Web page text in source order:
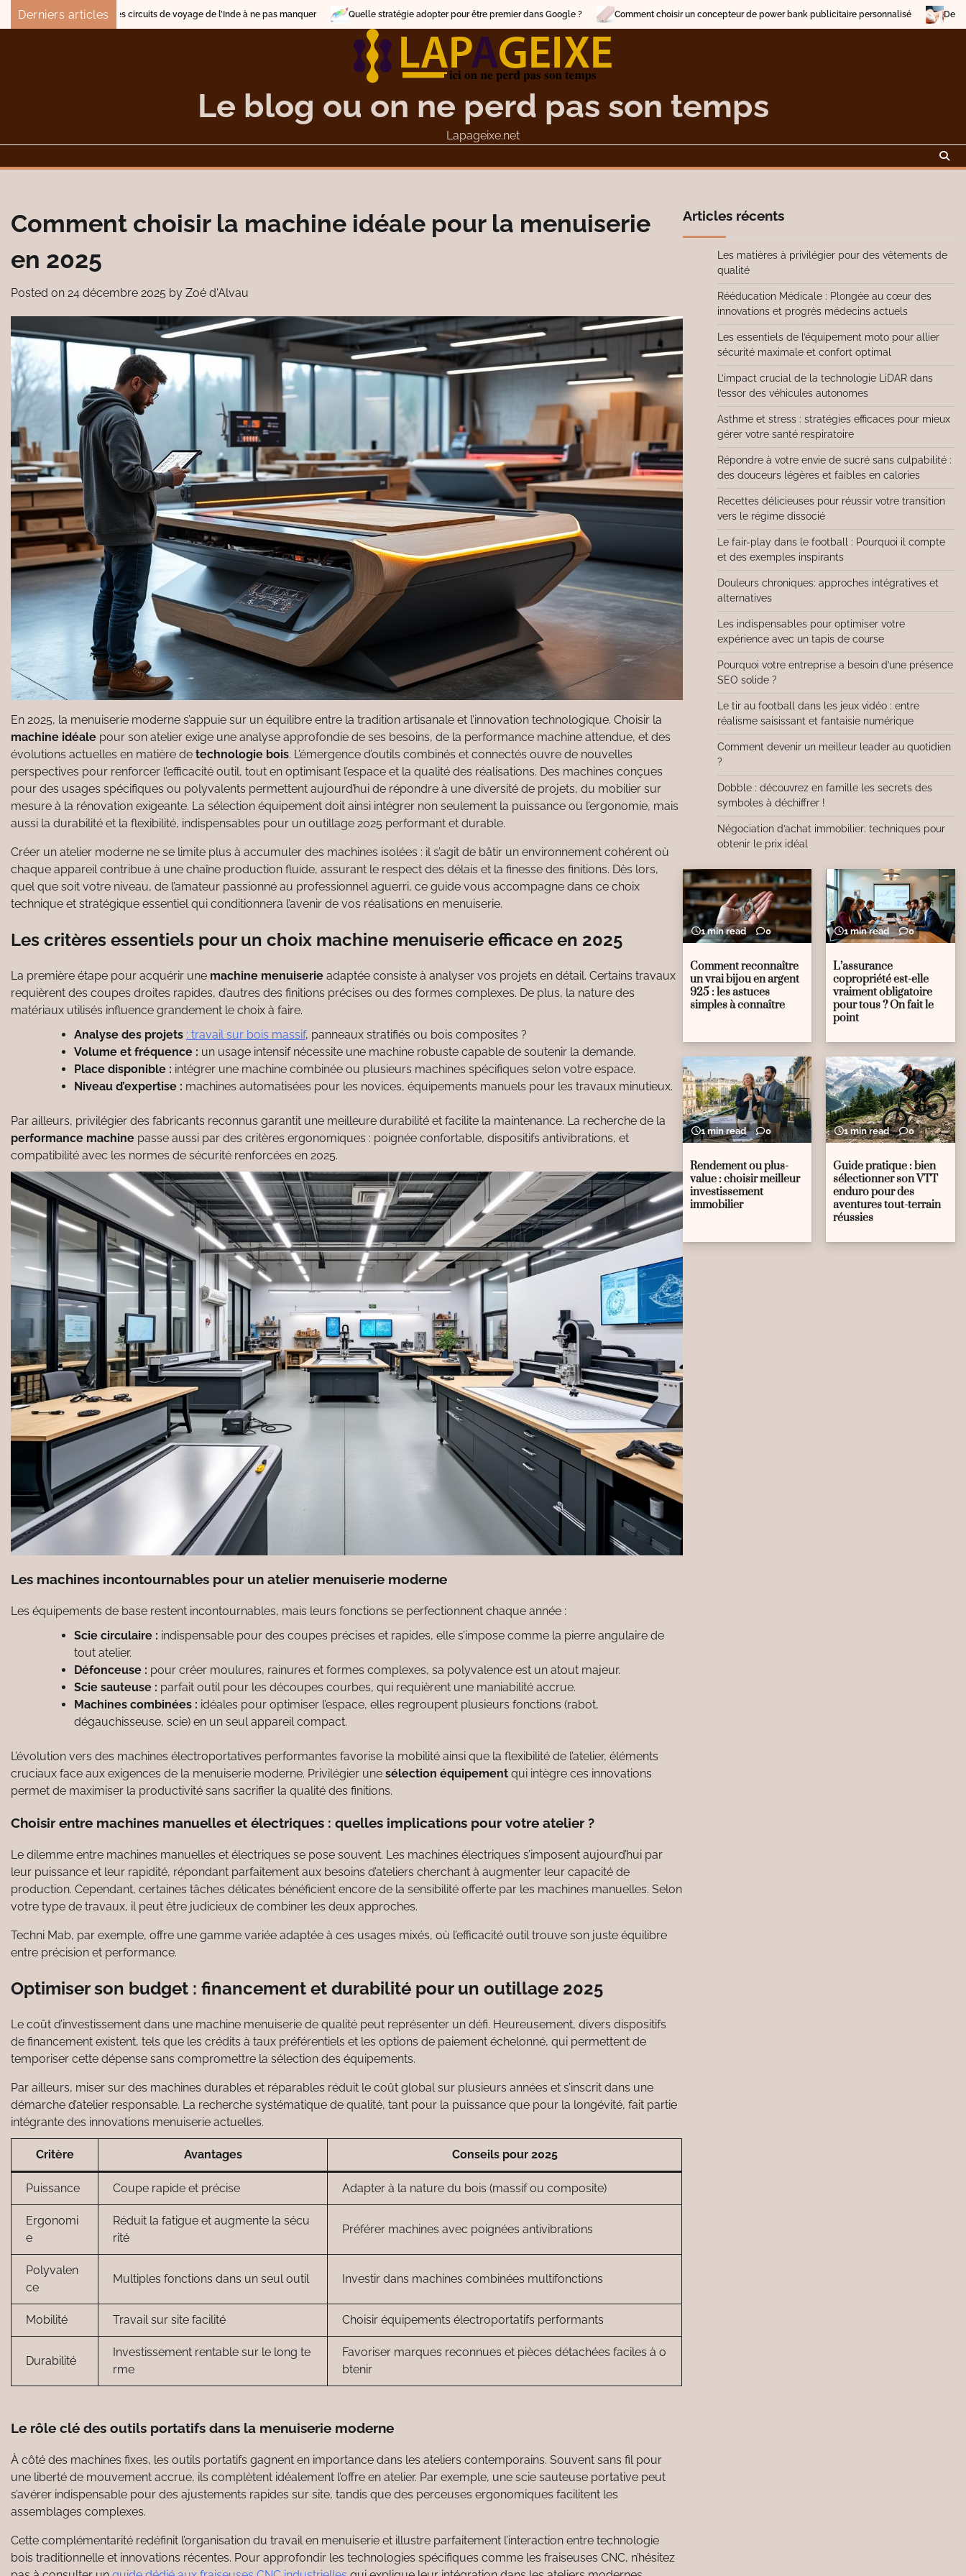
SkipDerniers articles
Les circuits de voyage de l’Inde à ne pas manquer Quelle stratégie adopter pour être premier dans Google ? Comment choisir un concepteur de power bank publicitaire personnalisé Description et traitement des
Le blog ou on ne perd pas son temps
Lapageixe.net
Comment choisir la machine idéale pour la menuiserie
en 2025
Posted on 24 décembre 2025 by Zoé d'Alvau
En 2025, la menuiserie moderne s’appuie sur un équilibre entre la tradition artisanale et l’innovation technologique. Choisir la
machine idéale pour son atelier exige une analyse approfondie de ses besoins, de la performance machine attendue, et des
évolutions actuelles en matière de technologie bois. L’émergence d’outils combinés et connectés ouvre de nouvelles
perspectives pour renforcer l’efficacité outil, tout en optimisant l’espace et la qualité des réalisations. Des machines conçues
pour des usages spécifiques ou polyvalents permettent aujourd’hui de répondre à une diversité de projets, du mobilier sur
mesure à la rénovation exigeante. La sélection équipement doit ainsi intégrer non seulement la puissance ou l’ergonomie, mais
aussi la durabilité et la flexibilité, indispensables pour un outillage 2025 performant et durable.
Créer un atelier moderne ne se limite plus à accumuler des machines isolées : il s’agit de bâtir un environnement cohérent où
chaque appareil contribue à une chaîne production fluide, assurant le respect des délais et la finesse des finitions. Dès lors,
quel que soit votre niveau, de l’amateur passionné au professionnel aguerri, ce guide vous accompagne dans ce choix
technique et stratégique essentiel qui conditionnera l’avenir de vos réalisations en menuiserie.
Les critères essentiels pour un choix machine menuiserie efficace en 2025
La première étape pour acquérir une machine menuiserie adaptée consiste à analyser vos projets en détail. Certains travaux
requièrent des coupes droites rapides, d’autres des finitions précises ou des formes complexes. De plus, la nature des
matériaux utilisés influence grandement le choix à faire.
Analyse des projets : travail sur bois massif, panneaux stratifiés ou bois composites ?
Volume et fréquence : un usage intensif nécessite une machine robuste capable de soutenir la demande.
Place disponible : intégrer une machine combinée ou plusieurs machines spécifiques selon votre espace.
Niveau d’expertise : machines automatisées pour les novices, équipements manuels pour les travaux minutieux.
Par ailleurs, privilégier des fabricants reconnus garantit une meilleure durabilité et facilite la maintenance. La recherche de la
performance machine passe aussi par des critères ergonomiques : poignée confortable, dispositifs antivibrations, et
compatibilité avec les normes de sécurité renforcées en 2025.
Les machines incontournables pour un atelier menuiserie moderne
Les équipements de base restent incontournables, mais leurs fonctions se perfectionnent chaque année :
Scie circulaire : indispensable pour des coupes précises et rapides, elle s’impose comme la pierre angulaire de
tout atelier.
Défonceuse : pour créer moulures, rainures et formes complexes, sa polyvalence est un atout majeur.
Scie sauteuse : parfait outil pour les découpes courbes, qui requièrent une maniabilité accrue.
Machines combinées : idéales pour optimiser l’espace, elles regroupent plusieurs fonctions (rabot,
dégauchisseuse, scie) en un seul appareil compact.
L’évolution vers des machines électroportatives performantes favorise la mobilité ainsi que la flexibilité de l’atelier, éléments
cruciaux face aux exigences de la menuiserie moderne. Privilégier une sélection équipement qui intègre ces innovations
permet de maximiser la productivité sans sacrifier la qualité des finitions.
Choisir entre machines manuelles et électriques : quelles implications pour votre atelier ?
Le dilemme entre machines manuelles et électriques se pose souvent. Les machines électriques s’imposent aujourd’hui par
leur puissance et leur rapidité, répondant parfaitement aux besoins d’ateliers cherchant à augmenter leur capacité de
production. Cependant, certaines tâches délicates bénéficient encore de la sensibilité offerte par les machines manuelles. Selon
votre type de travaux, il peut être judicieux de combiner les deux approches.
Techni Mab, par exemple, offre une gamme variée adaptée à ces usages mixés, où l’efficacité outil trouve son juste équilibre
entre précision et performance.
Optimiser son budget : financement et durabilité pour un outillage 2025
Le coût d’investissement dans une machine menuiserie de qualité peut représenter un défi. Heureusement, divers dispositifs
de financement existent, tels que les crédits à taux préférentiels et les options de paiement échelonné, qui permettent de
temporiser cette dépense sans compromettre la sélection des équipements.
Par ailleurs, miser sur des machines durables et réparables réduit le coût global sur plusieurs années et s’inscrit dans une
démarche d’atelier responsable. La recherche systématique de qualité, tant pour la puissance que pour la longévité, fait partie
intégrante des innovations menuiserie actuelles.
Critère Avantages Conseils pour 2025
Puissance Coupe rapide et précise Adapter à la nature du bois (massif ou composite)
Ergonomi
e
Réduit la fatigue et augmente la sécu
rité
Préférer machines avec poignées antivibrations
Polyvalen
ce
Multiples fonctions dans un seul outil Investir dans machines combinées multifonctions
Mobilité Travail sur site facilité Choisir équipements électroportatifs performants
Durabilité
Investissement rentable sur le long te
rme
Favoriser marques reconnues et pièces détachées faciles à o
btenir
Le rôle clé des outils portatifs dans la menuiserie moderne
À côté des machines fixes, les outils portatifs gagnent en importance dans les ateliers contemporains. Souvent sans fil pour
une liberté de mouvement accrue, ils complètent idéalement l’offre en atelier. Par exemple, une scie sauteuse portative peut
s’avérer indispensable pour des ajustements rapides sur site, tandis que des perceuses ergonomiques facilitent les
assemblages complexes.
Cette complémentarité redéfinit l’organisation du travail en menuiserie et illustre parfaitement l’interaction entre technologie
bois traditionnelle et innovations récentes. Pour approfondir les technologies spécifiques comme les fraiseuses CNC, n’hésitez
Articles récents
Les matières à privilégier pour des vêtements de
qualité
Rééducation Médicale : Plongée au cœur des
innovations et progrès médecins actuels
Les essentiels de l’équipement moto pour allier
sécurité maximale et confort optimal
L’impact crucial de la technologie LiDAR dans
l’essor des véhicules autonomes
Asthme et stress : stratégies efficaces pour mieux
gérer votre santé respiratoire
Répondre à votre envie de sucré sans culpabilité :
des douceurs légères et faibles en calories
Recettes délicieuses pour réussir votre transition
vers le régime dissocié
Le fair-play dans le football : Pourquoi il compte
et des exemples inspirants
Douleurs chroniques: approches intégratives et
alternatives
Les indispensables pour optimiser votre
expérience avec un tapis de course
Pourquoi votre entreprise a besoin d’une présence
SEO solide ?
Le tir au football dans les jeux vidéo : entre
réalisme saisissant et fantaisie numérique
Comment devenir un meilleur leader au quotidien
?
Dobble : découvrez en famille les secrets des
symboles à déchiffrer !
Négociation d’achat immobilier: techniques pour
obtenir le prix idéal
1 min read 0
Comment reconnaître
un vrai bijou en argent
925 : les astuces
simples à connaître
1 min read 0
L’assurance
copropriété est-elle
vraiment obligatoire
pour tous ? On fait le
point
1 min read 0
Rendement ou plus-
value : choisir meilleur
investissement
immobilier
1 min read 0
Guide pratique : bien
sélectionner son VTT
enduro pour des
aventures tout-terrain
réussies